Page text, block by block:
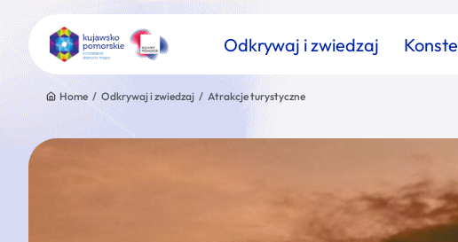
Odkrywaj i zwiedzaj
Miasto
Home / Odkrywaj i zwiedzaj / Atrakcje turystyczne